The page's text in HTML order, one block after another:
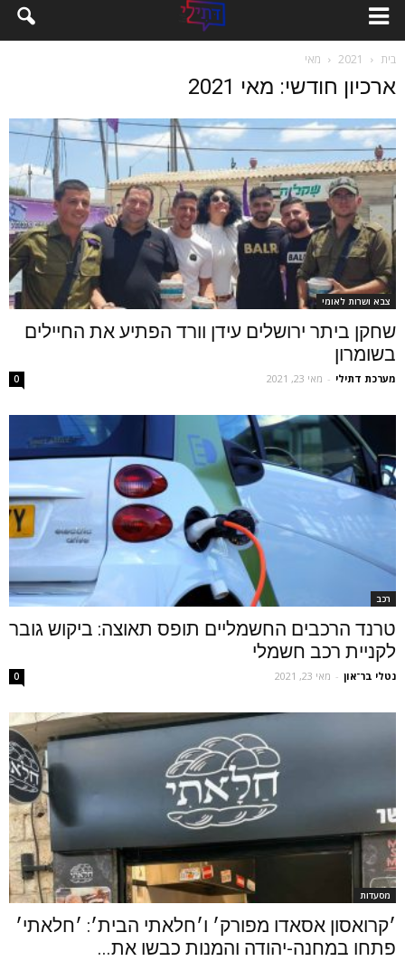
בית 2021 מאי
ארכיון חודשי: מאי 2021
צבא ושרות לאומי
שחקן ביתר ירושלים עידן וורד הפתיע את החיילים
בשומרון
מערכת דתילי - מאי 23, 2021 0
רכב
טרנד הרכבים החשמליים תופס תאוצה: ביקוש גובר
לקניית רכב חשמלי
נטלי בר־און - מאי 23, 2021 0
מסעדות
׳קרואסון אסאדו מפורק׳ ו׳חלאתי הבית׳: ׳חלאתי׳
פתחו במחנה-יהודה והמנות כבשו את...